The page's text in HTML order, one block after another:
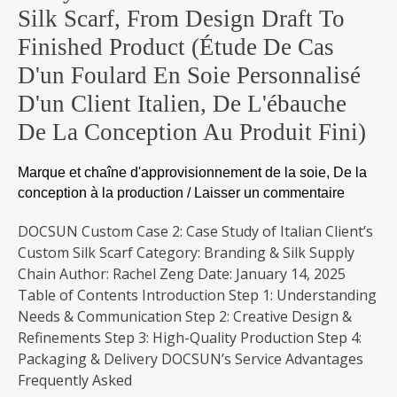
Silk Scarf, From Design Draft To
Finished Product (Étude De Cas
D'un Foulard En Soie Personnalisé
D'un Client Italien, De L'ébauche
De La Conception Au Produit Fini)
Marque et chaîne d'approvisionnement de la soie, De la
conception à la production / Laisser un commentaire
DOCSUN Custom Case 2: Case Study of Italian Client’s
Custom Silk Scarf Category: Branding & Silk Supply
Chain Author: Rachel Zeng Date: January 14, 2025
Table of Contents Introduction Step 1: Understanding
Needs & Communication Step 2: Creative Design &
Refinements Step 3: High-Quality Production Step 4:
Packaging & Delivery DOCSUN’s Service Advantages
Frequently Asked
Scarf,
from
Design
Draft
to
Finished
Product
(Étude
de
d'un
foulard
en
soie
personnalisé
d'un
client
italien,